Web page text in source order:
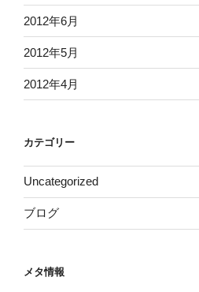
2012年6月
2012年5月
2012年4月
カテゴリー
Uncategorized
ブログ
メタ情報